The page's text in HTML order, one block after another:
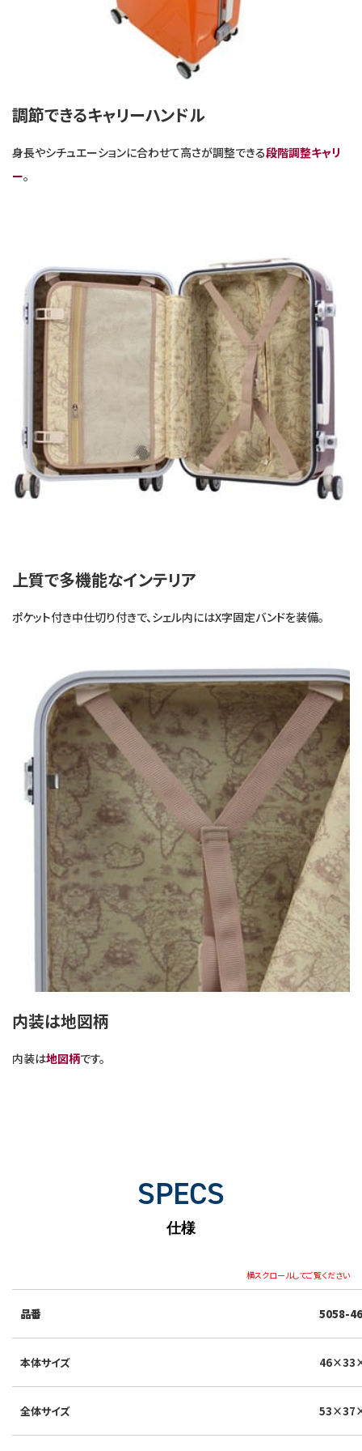
調節できるキャリーハンドル
身長やシチュエーションに合わせて高さが調整できる段階調整キャリ
ー。
上質で多機能なインテリア
ポケット付き中仕切り付きで、シェル内にはX字固定バンドを装備。
内装は地図柄
内装は地図柄です。
SPECS
仕様
横スクロールしてご覧ください
品番 5058-46
本体サイズ
全体サイズ